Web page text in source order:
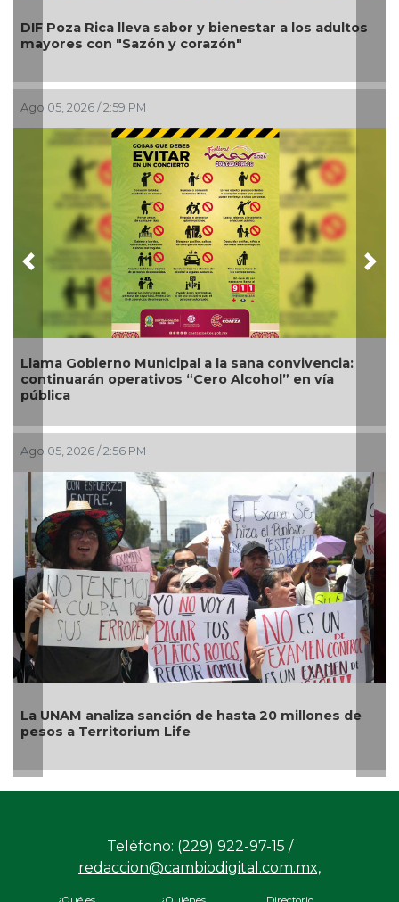
Rica lleva sabor y bienestar a los adultos
con "Sazón y corazón"
2026 / 2:59 PM
Gobierno Municipal a la sana convivencia:
operativos “Cero Alcohol” en vía
2026 / 2:56 PM
analiza sanción de hasta 20 millones de
a Territorium Life
Una
Alondra:
Nueva
León,
del
Previous
Teléfono: (229) 922-97-15 /
redaccion@cambiodigital.com.mx,